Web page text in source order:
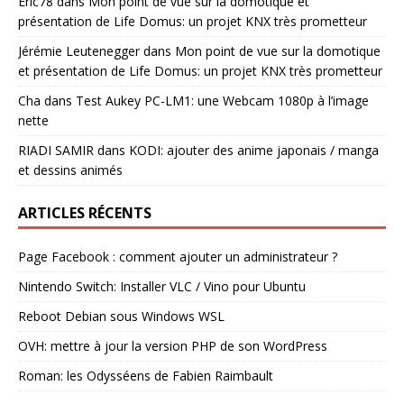
présentation de Life Domus: un projet KNX très prometteur
Jérémie Leuteneggerdans Mon point de vue sur la domotique
et présentation de Life Domus: un projet KNX très prometteur
Cha dans Test Aukey PC-LM1: une Webcam 1080p à l’image
nette
RIADI SAMIR dans KODI: ajouter des anime japonais / manga
et dessins animés
ARTICLES RÉCENTS
Page Facebook : comment ajouter un administrateur ?
Nintendo Switch: Installer VLC / Vino pour Ubuntu
Reboot Debian sous Windows WSL
OVH: mettre à jour la version PHP de son WordPress
Roman: les Odysséens de Fabien Raimbault